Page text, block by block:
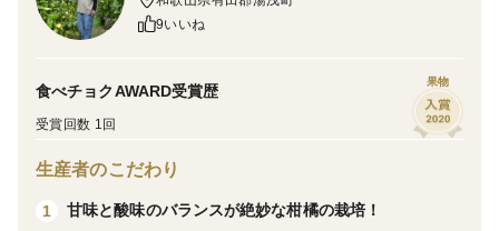
完熟するまで樹上へ留めることで
ジューシーな果実を発送しております。
こちらのレモンを栽培している畑には、
飲めるくらい水質の良い、
湧水が山から流れてきており、
9いいね
食べチョクAWARD受賞歴
受賞回数 1回
果物
生産者のこだわり
1
甘味と酸味のバランスが絶妙な柑橘の栽培！